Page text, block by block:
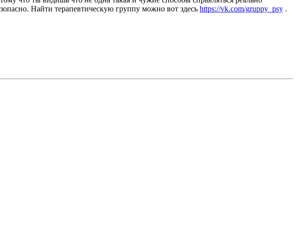
Найти терапевтическую группу можно вот здесь https://vk.com/gruppy_psy .